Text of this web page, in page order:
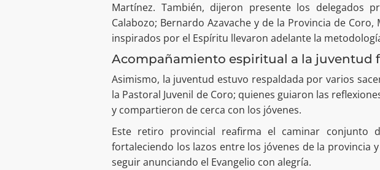
Martínez. También, dijeron presente los delegados
Calabozo; Bernardo Azavache y de la Provincia de
inspirados por el Espíritu llevaron adelante la
Acompañamiento espiritual a la juventud
Asimismo, la juventud estuvo respaldada por varios
la Pastoral Juvenil de Coro; quienes guiaron las
y compartieron de cerca con los jóvenes.
Este retiro provincial reafirma el caminar conjunto
fortaleciendo los lazos entre los jóvenes de la provincia
seguir anunciando el Evangelio con alegría.